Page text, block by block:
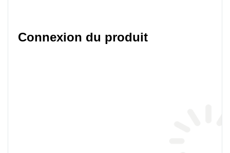
Connexion du produit